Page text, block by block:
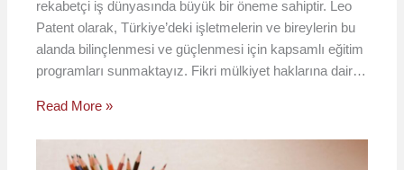
rekabetçi iş dünyasında büyük bir öneme sahiptir. Leo
Patent olarak, Türkiye’deki işletmelerin ve bireylerin bu
alanda bilinçlenmesi ve güçlenmesi için kapsamlı eğitim
programları sunmaktayız. Fikri mülkiyet haklarına dair…
Read More »